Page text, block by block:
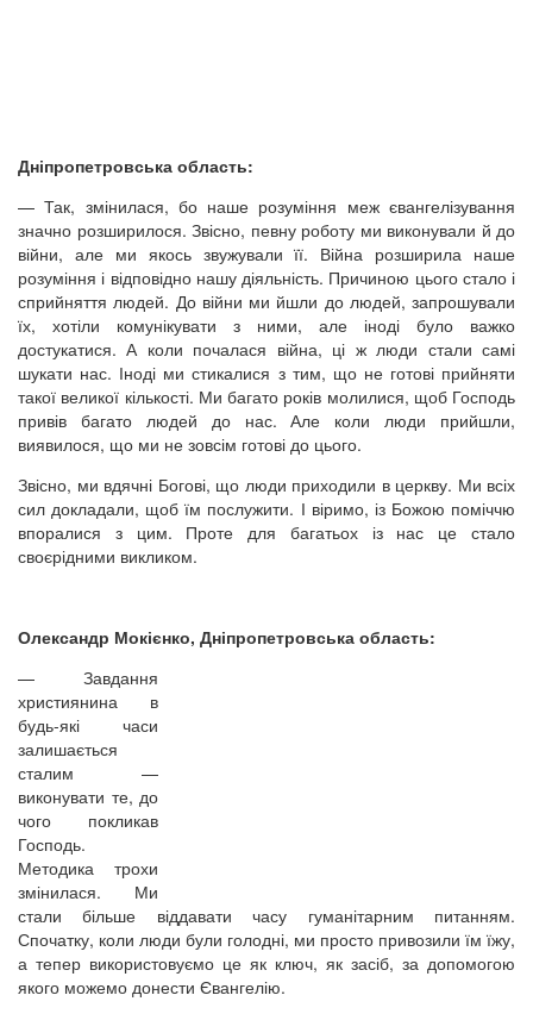
Дніпропетровська область:
—Так, змінилася, бо наше розуміння меж євангелізування
значно розширилося. Звісно, певну роботу ми виконували й до
війни, але ми якось звужували її. Війна розширила наше
розуміння і відповідно нашу діяльність. Причиною цього стало і
сприйняття людей. До війни ми йшли до людей, запрошували
їх, хотіли комунікувати з ними, але іноді було важко
достукатися. А коли почалася війна, ці ж люди стали самі
шукати нас. Іноді ми стикалися з тим, що не готові прийняти
такої великої кількості. Ми багато років молилися, щоб Господь
привів багато людей до нас. Але коли люди прийшли,
виявилося, що ми не зовсім готові до цього.
Звісно, ми вдячні Богові, що люди приходили в церкву. Ми всіх
сил докладали, щоб їм послужити. І віримо, із Божою поміччю
впоралися з цим. Проте для багатьох із нас це стало
своєрідними викликом.
Олександр Мокієнко, Дніпропетровська область:
— Завдання
християнина в
будь-які часи
залишається
сталим —
виконувати те, до
чого покликав
Господь.
Методика трохи
змінилася. Ми
стали більше віддавати часу гуманітарним питанням.
Спочатку, коли люди були голодні, ми просто привозили їм їжу,
а тепер використовуємо це як ключ, як засіб, за допомогою
якого можемо донести Євангелію.